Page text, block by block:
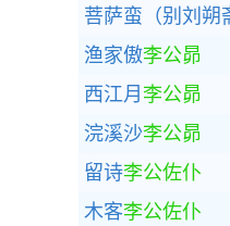
菩萨蛮（别刘朔
渔家傲李公昴
西江月 李公昴
浣溪沙李公昴
留诗李公佐仆
木客李公佐仆